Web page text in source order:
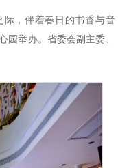
际，伴着春日的书香与音
园举办。省委会副主委、